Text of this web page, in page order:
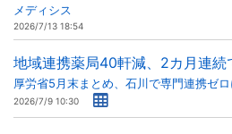
メディシス
2026/7/13 18:54
地域連携薬局40軒減、2カ月連続
厚労省5月末まとめ、石川で専門連携ゼロ
2026/7/9 10:30